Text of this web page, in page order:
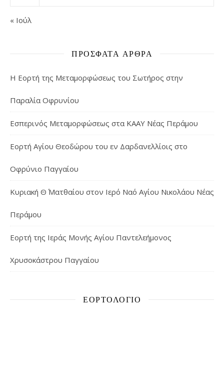
« Ιούλ
ΠΡΌΣΦΑΤΑ ΆΡΘΡΑ
Η Εορτή της Μεταμορφώσεως του Σωτήρος στην
Παραλία Οφρυνίου
Εσπερινός Μεταμορφώσεως στα ΚΑΑΥ Νέας Περάμου
Εορτή Αγίου Θεοδώρου του εν Δαρδανελλίοις στο
Οφρύνιο Παγγαίου
Κυριακή Θ΄ Ματθαίου στον Ιερό Ναό Αγίου Νικολάου Νέας
Περάμου
Εορτή της Ιεράς Μονής Αγίου Παντελεήμονος
Χρυσοκάστρου Παγγαίου
ΕΟΡΤΟΛΌΓΙΟ